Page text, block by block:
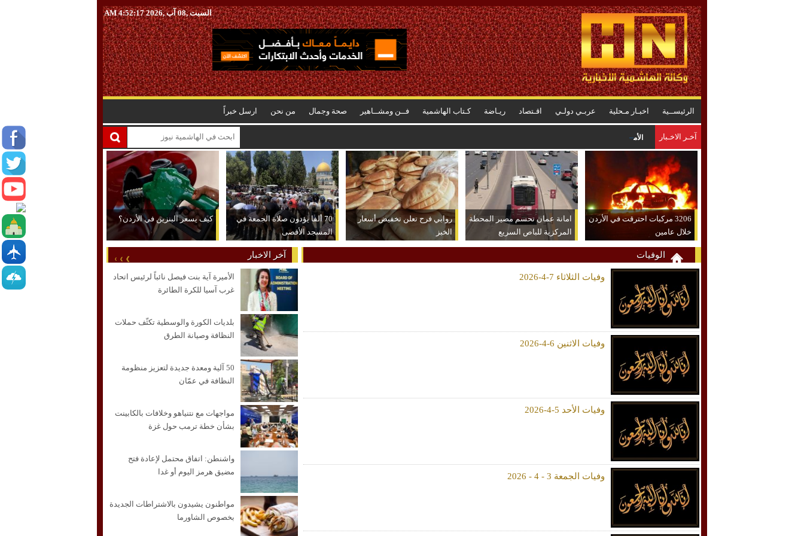
السبت ,08 آب ,2026 4:52:18 AM
الرئيســية اخبـار مـحلية عربـي دولـي اقـتصاد ريـاضة كـتاب الهاشمية فــن ومشــاهير صحة وجمال من نحن ارسل خبراً
آخـر الاخـبار الأميرة آية بنت فيصل نائباً لرئيس اتحاد غرب آسيا للكرة الطائرة
3206 مركبات احترقت في الأردن
خلال عامين
امانة عمان تحسم مصير المحطة
المركزية للباص السريع
روابي فرح تعلن تخفيض أسعار
الخبز
70 ألفا يؤدون صلاة الجمعة في
المسجد الأقصى
كيف يسعر البنزين في الأردن؟
الوفيات
وفيات الثلاثاء 7-4-2026
وفيات الاثنين 6-4-2026
وفيات الأحد 5-4-2026
وفيات الجمعة 3 - 4 - 2026
آخر الاخبار
الأميرة آية بنت فيصل نائباً لرئيس اتحاد
غرب آسيا للكرة الطائرة
بلديات الكورة والوسطية تكثّف حملات
النظافة وصيانة الطرق
50 آلية ومعدة جديدة لتعزيز منظومة
النظافة في عمّان
مواجهات مع نتنياهو وخلافات بالكابينت
بشأن خطة ترمب حول غزة
واشنطن: اتفاق محتمل لإعادة فتح
مضيق هرمز اليوم أو غدا
مواطنون يشيدون بالاشتراطات الجديدة
بخصوص الشاورما